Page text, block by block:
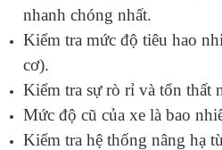
nhanh chóng nhất.
Kiểm tra mức độ tiêu hao
cơ).
Kiểm tra sự rò rỉ và tổn thất
Mức độ cũ của xe là bao
Kiểm tra hệ thống nâng hạ